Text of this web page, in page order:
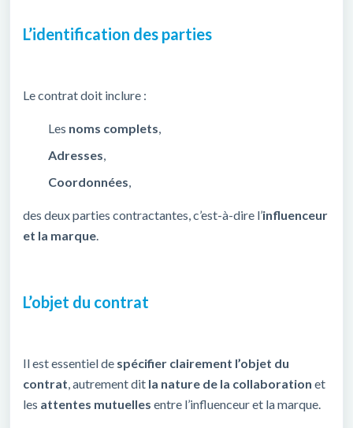
L’identification des parties
Le contrat doit inclure :
Les noms complets,
Adresses,
Coordonnées,
des deux parties contractantes, c’est-à-dire l’influenceur
et la marque.
L’objet du contrat
Il est essentiel de spécifier clairement l’objet du
contrat, autrement dit la nature de la collaboration et
les attentes mutuelles entre l’influenceur et la marque.